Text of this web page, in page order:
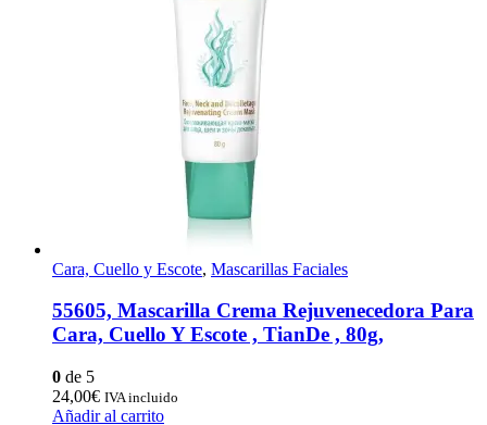
Cara, Cuello y Escote, Mascarillas Faciales
55605, Mascarilla Crema Rejuvenecedora Para
Cara, Cuello Y Escote , TianDe , 80g,
0 de 5
24,00€ IVA incluido
Añadir al carrito